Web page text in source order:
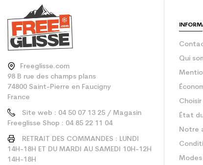
Freeglisse.com
98 B rue des champs plans
74800 Saint-Pierre en Faucigny
France
Site web : 04 50 07 13 25 / Magasin
Freeglisse Shop : 04 85 22 11 04
RETRAIT DES COMMANDES : LUNDI
14H-18H ET DU MARDI AU SAMEDI 10H-12H
14H-18H
Qui
État
Notre